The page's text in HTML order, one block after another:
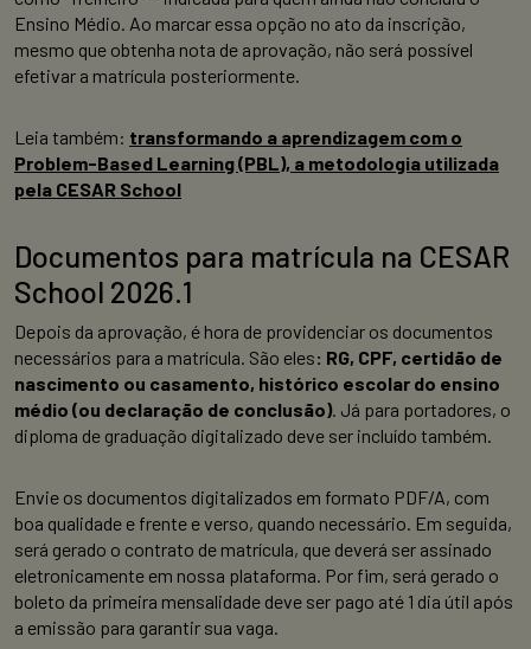
Ensino Médio. Ao marcar essa opção no ato da inscrição,
mesmo que obtenha nota de aprovação, não será possível
efetivar a matrícula posteriormente.
Leia também: transformando a aprendizagem com o
Problem-Based Learning (PBL), a metodologia utilizada
pela CESAR School
Documentos para matrícula na CESAR
School 2026.1
Depois da aprovação, é hora de providenciar os documentos
necessários para a matrícula. São eles: RG, CPF, certidão de
nascimento ou casamento, histórico escolar do ensino
médio (ou declaração de conclusão). Já para portadores, o
diploma de graduação digitalizado deve ser incluído também.
Envie os documentos digitalizados em formato PDF/A, com
boa qualidade e frente e verso, quando necessário. Em seguida,
será gerado o contrato de matrícula, que deverá ser assinado
eletronicamente em nossa plataforma. Por fim, será gerado o
boleto da primeira mensalidade deve ser pago até 1 dia útil após
a emissão para garantir sua vaga.